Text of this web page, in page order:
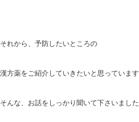
それから、予防したいところの
漢方薬をご紹介していきたいと思っています
そんな、お話をしっかり聞いて下さいました